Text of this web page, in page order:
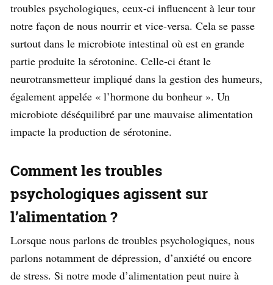
troubles psychologiques, ceux-ci influencent à leur tour
notre façon de nous nourrir et vice-versa. Cela se passe
surtout dans le microbiote intestinal où est en grande
partie produite la sérotonine. Celle-ci étant le
neurotransmetteur impliqué dans la gestion des humeurs,
également appelée « l’hormone du bonheur ». Un
microbiote déséquilibré par une mauvaise alimentation
impacte la production de sérotonine.
Comment les troubles
psychologiques agissent sur
l’alimentation ?
Lorsque nous parlons de troubles psychologiques, nous
parlons notamment de dépression, d’anxiété ou encore
de stress. Si notre mode d’alimentation peut nuire à